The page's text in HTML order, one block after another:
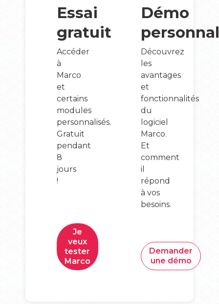
Essai
gratuit
Accéder
à
Marco
et
certains
modules
personnalisés.
Gratuit
pendant
8
jours
!
Je
veux
tester
Marco
Démo
Découvrez
les
avantages
et
fonctionnalités
du
logiciel
Marco.
Et
comment
il
répond
à vos
besoins.
Demander
une démo